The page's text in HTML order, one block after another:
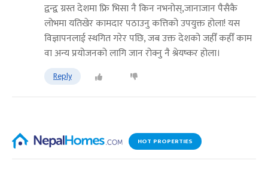
द्वन्द्व ग्रस्त देशमा फ्रि भिसा नै किन नभनोस्,जानाजान पैसैकै
लोभमा यतिखेर कामदार पठाउनु कत्तिको उपयुक्त होला! यस
विज्ञापनलाई स्थगित गरेर पछि, जब उक्त देशको जहीँ कहीँ काम
वा अन्य प्रयोजनको लागि जान रोक्नु नै श्रेयष्कर होला।
Reply
HOT PROPERTIES